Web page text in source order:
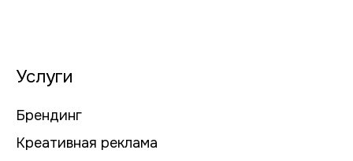
Услуги
Брендинг
Креативная реклама